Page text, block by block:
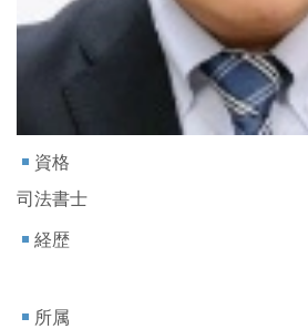
資格
司法書士
経歴
所属